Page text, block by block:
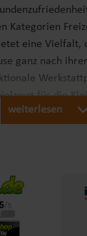
Kategorien
eine Vielfalt,
ganz nach
für die
passenden
Leben in
zu gestalten.
weiterlesen